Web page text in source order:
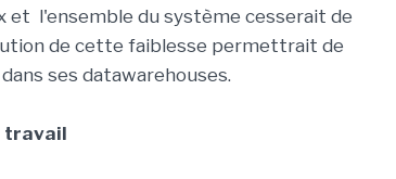
et l'ensemble du système cesserait de
de cette faiblesse permettrait de
ses datawarehouses.
travail